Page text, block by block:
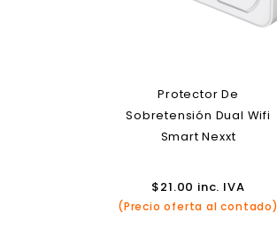
Protector De
Sobretensión Dual Wifi
Smart Nexxt
$21.00 inc. IVA
(Precio oferta al contado)